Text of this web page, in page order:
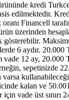
kredi
edilmektedir.
Financell
üzerinden
gösterebilir.
6 aydır. 20.000
vade 12 ay, 20.000
sepetinizde
varsa
kalan ve
vade üst sınırı